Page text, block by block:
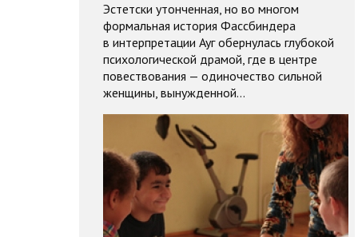
Эстетски утонченная, но во многом
формальная история Фассбиндера
в интерпретации Ауг обернулась глубокой
психологической драмой, где в центре
повествования — одиночество сильной
женщины, вынужденной…